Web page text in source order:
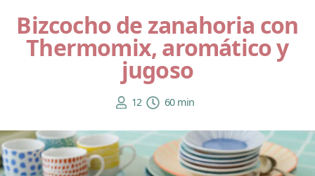
Bizcocho de zanahoria con
Thermomix, aromático y
jugoso
12 60 min